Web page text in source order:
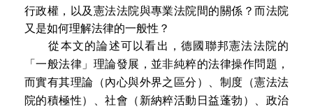
行政權，以及憲法法院與專業法院間的關係？而法院
又是如何理解法律的一般性？
從本文的論述可以看出，德國聯邦憲法法院的
「一般法律」理論發展，並非純粹的法律操作問題，
而實有其理論（內心與外界之區分）、制度（憲法法
院的積極性）、社會（新納粹活動日益蓬勃）、政治